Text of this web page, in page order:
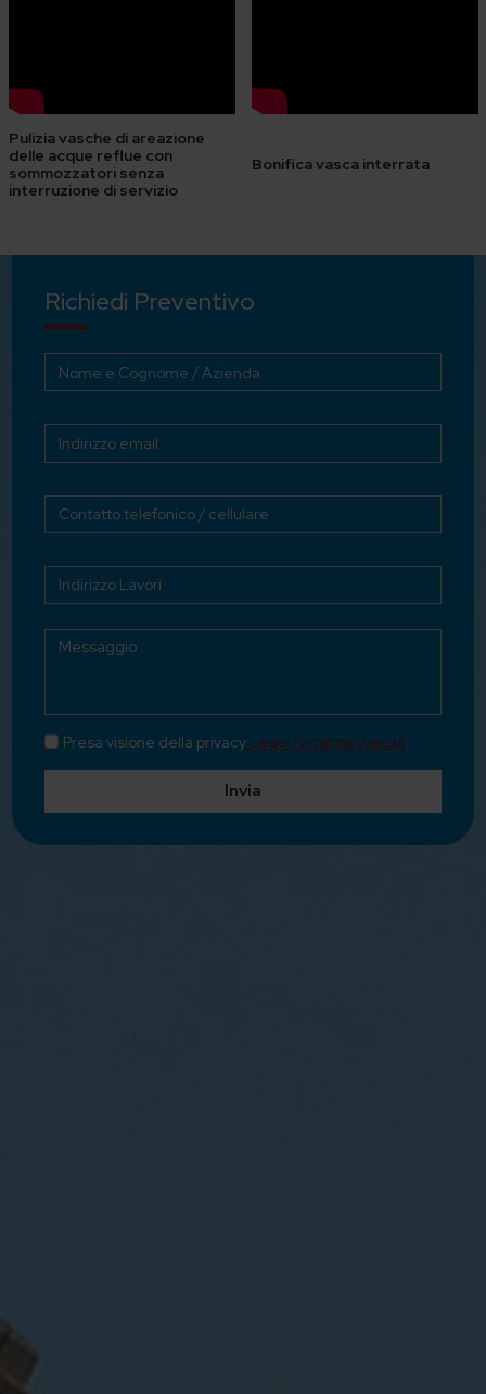
Pulizia vasche di areazione
delle acque reflue con
sommozzatori senza
interruzione di servizio
Bonifica vasca interrata
Richiedi Preventivo
Presa visione della privacy Leggi l'informativa qui
Invia